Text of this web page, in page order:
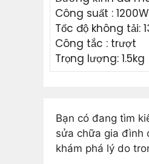
Công suất : 1200W
Tốc độ không tải:
Công tắc : trượt
Trọng lượng: 1.5kg
Bạn có đang tìm
sửa chữa gia đình
khám phá lý do